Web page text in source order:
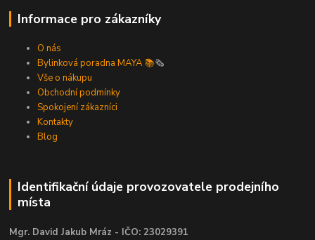
Informace pro zákazníky
O nás
Bylinková poradna MAYA 📚🗞️
Vše o nákupu
Obchodní podmínky
Spokojení zákazníci
Kontakty
Blog
Identifikační údaje provozovatele prodejního
místa
Mgr. David Jakub Mráz - IČO: 23029391